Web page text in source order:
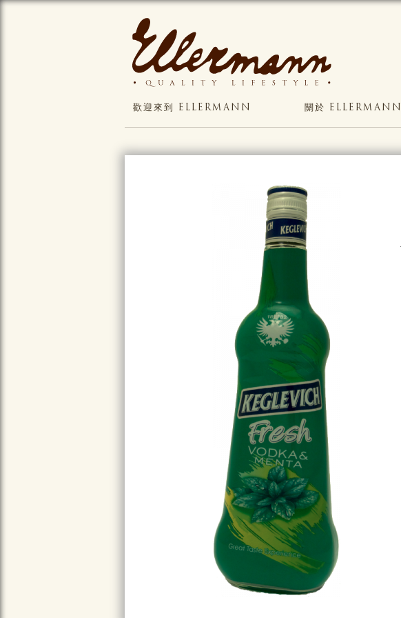
歡迎來到 ELLERMANN 關於 ELLERMANN